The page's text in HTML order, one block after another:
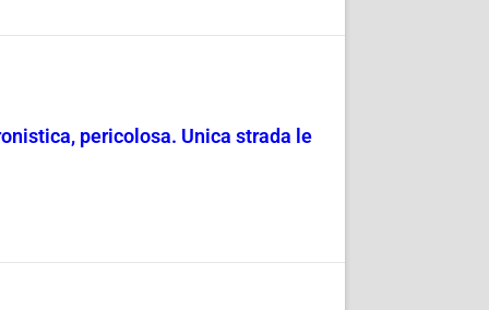
pericolosa. Unica strada le